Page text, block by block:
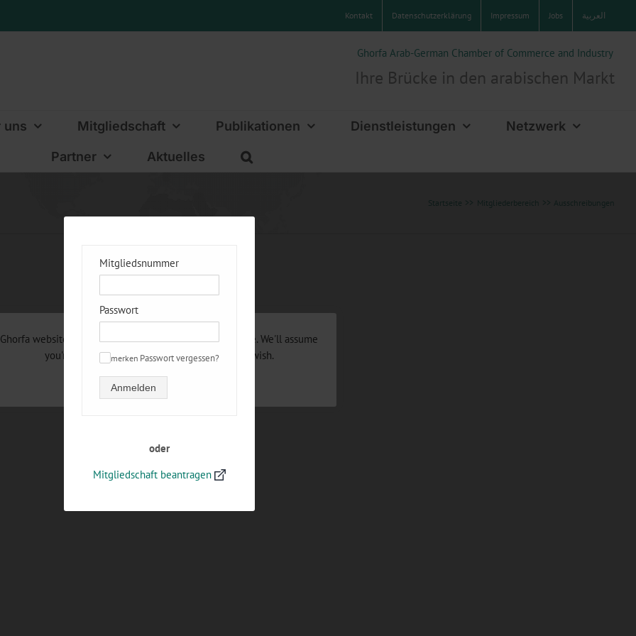
Mitgliedsnummer
Passwort
merken Passwort vergessen?
Anmelden
oder
Mitgliedschaft beantragen
Kontakt Datenschutzerklärung Impressum Jobs العربية
Ghorfa Arab-German Chamber of Commerce and Industry
Ihre Brücke in den arabischen Markt
uns Mitgliedschaft Publikationen Dienstleistungen Netzwerk
Partner Aktuelles
Startseite Mitgliederbereich Ausschreibungen
Ghorfa website uses cookies to improve your experience. We'll assume
you're ok with this, but you can opt-out if you wish.
Accept Reject